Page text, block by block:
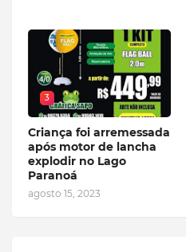
3
Criança foi arremessada
após motor de lancha
explodir no Lago
Paranoá
agosto 15, 2023